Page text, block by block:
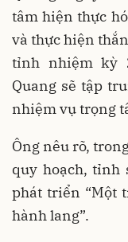
tâm hiện thực
và thực hiện
tỉnh nhiệm kỳ
Quang sẽ tập
nhiệm vụ trọng
Ông nêu rõ,
quy hoạch,
phát triển “Một
hành lang”.